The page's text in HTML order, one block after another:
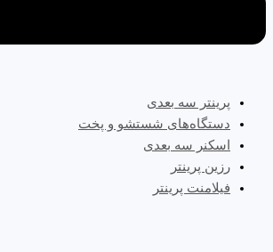
پرینتر سه‌ بعدی
دستگاه‌های شستشو و پخت
اسکنر سه بعدی
رزین پرینتر
فیلامنت پرینتر